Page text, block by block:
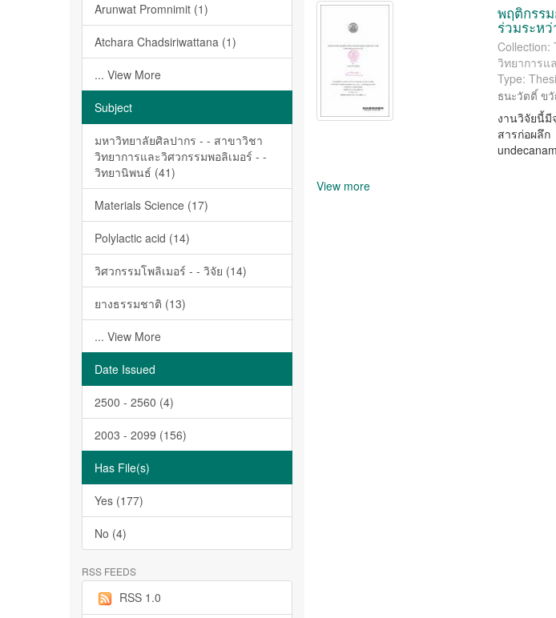
Arunwat Promnimit (1)
Atchara Chadsiriwattana (1)
... View More
Subject
มหาวิทยาลัยศิลปากร - - สาขาวิชา
วิทยาการและวิศวกรรมพอลิเมอร์ - -
วิทยานิพนธ์ (41)
Materials Science (17)
Polylactic acid (14)
วิศวกรรมโพลิเมอร์ - - วิจัย (14)
ยางธรรมชาติ (13)
... View More
Date Issued
2500 - 2560 (4)
2003 - 2099 (156)
Has File(s)
Yes (177)
No (4)
RSS FEEDS
RSS 1.0
พฤติกรร
ร่วมระห
Collection:
วิทยาการแ
Type:
ธนะวัตติ์ ข
งานวิจัยนี้มี
สารก่อผลึ
View more